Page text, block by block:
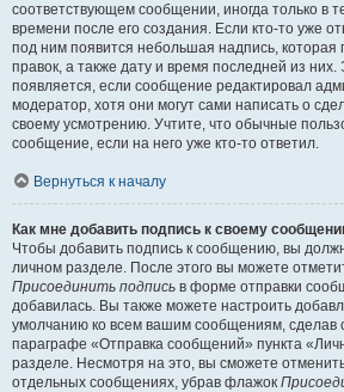
соответствующем сообщении, иногда только в
времени после его создания. Если кто-то уже
под ним появится небольшая надпись, которая
правок, а также дату и время последней из них.
появляется, если сообщение редактировал
модератор, хотя они могут сами написать о
своему усмотрению. Учтите, что обычные
сообщение, если на него уже кто-то ответил.
Вернуться к началу
Как мне добавить подпись к своему
Чтобы добавить подпись к сообщению, вы
личном разделе. После этого вы можете
Присоединить подпись в форме отправки
добавилась. Вы также можете настроить
умолчанию ко всем вашим сообщениям, сделав
параграфе «Отправка сообщений» пункта
разделе. Несмотря на это, вы сможете
отдельных сообщениях, убрав флажок